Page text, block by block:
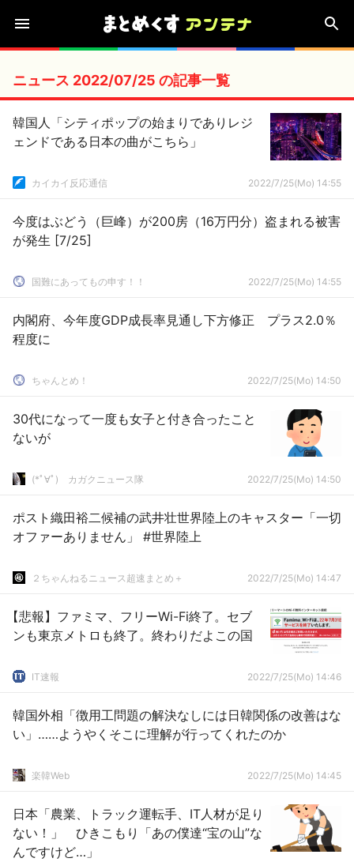
ニュース 2022/07/25 の記事一覧
韓国人「シティポップの始まりでありレジ
ェンドである日本の曲がこちら」
カイカイ反応通信 2022/7/25(Mo) 14:55
今度はぶどう（巨峰）が200房（16万円分）盗まれる被害
が発生 [7/25]
国難にあってもの申す！！ 2022/7/25(Mo) 14:55
内閣府、今年度GDP成長率見通し下方修正 プラス2.0％
程度に
ちゃんとめ！ 2022/7/25(Mo) 14:50
30代になって一度も女子と付き合ったこと
ないが
(*ﾟ∀ﾟ)ゞカガクニュース隊 2022/7/25(Mo) 14:50
ポスト織田裕二候補の武井壮世界陸上のキャスター「一切
オファーありません」 #世界陸上
２ちゃんねるニュース超速まとめ＋ 2022/7/25(Mo) 14:47
【悲報】ファミマ、フリーWi-Fi終了。セブ
ンも東京メトロも終了。終わりだよこの国
IT速報 2022/7/25(Mo) 14:46
韓国外相「徴用工問題の解決なしには日韓関係の改善はな
い」……ようやくそこに理解が行ってくれたのか
楽韓Web 2022/7/25(Mo) 14:45
日本「農業、トラック運転手、IT人材が足り
ない！」 ひきこもり「あの僕達“宝の山”な
んですけど…」